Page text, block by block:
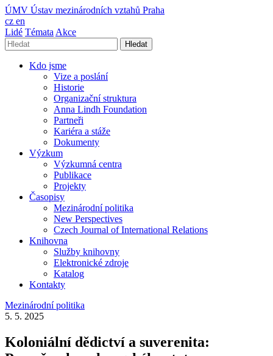
ÚMV Ústav mezinárodních vztahů Praha
cz en
Lidé Témata Akce
Hledat
Kdo jsme
Vize a poslání
Historie
Organizační struktura
Anna Lindh Foundation
Partneři
Kariéra a stáže
Dokumenty
Výzkum
Výzkumná centra
Publikace
Projekty
Časopisy
Mezinárodní politika
New Perspectives
Czech Journal of International Relations
Knihovna
Služby knihovny
Elektronické zdroje
Katalog
Kontakty
Mezinárodní politika
5. 5. 2025
Koloniální dědictví a suverenita: